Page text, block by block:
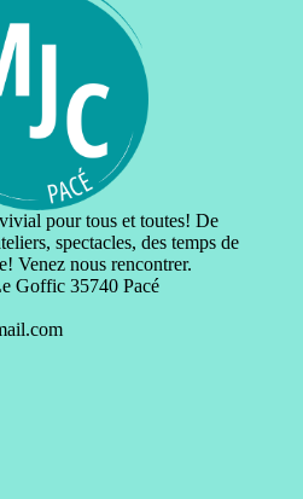
pour tous et toutes! De
spectacles, des temps de
Venez nous rencontrer.
Goffic 35740 Pacé